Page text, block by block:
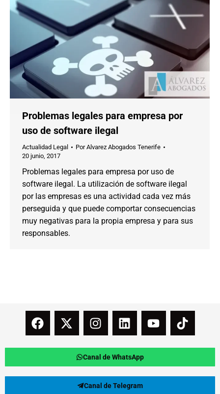
Problemas legales para empresa por
uso de software ilegal
Actualidad Legal PorAlvarez Abogados Tenerife
20 junio, 2017
Problemas legales para empresa por uso de
software ilegal. La utilización de software ilegal
por las empresas es una actividad cada vez más
perseguida y que puede comportar consecuencias
muy negativas para la propia empresa y para sus
responsables.
Canal de WhatsApp
Canal de Telegram